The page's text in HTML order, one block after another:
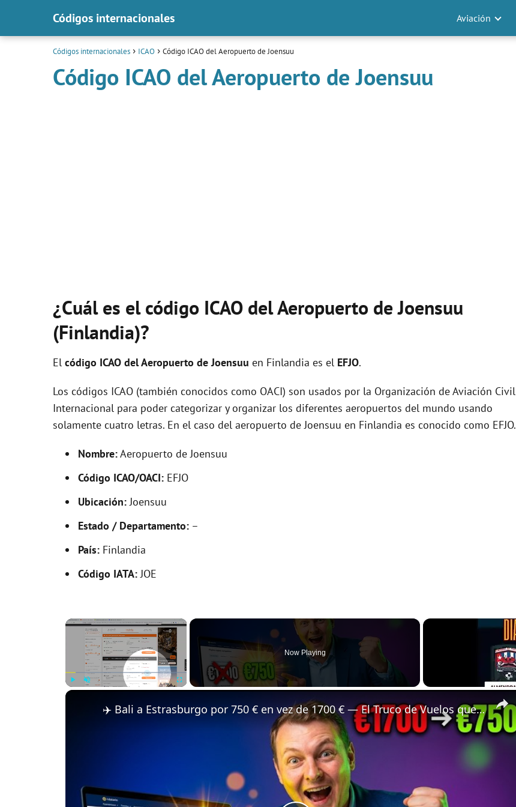
Códigos internacionales Aviación
Códigos internacionales ICAO Código ICAO del Aeropuerto de Joensuu
Código ICAO del Aeropuerto de Joensuu
¿Cuál es el código ICAO del Aeropuerto de Joensuu
(Finlandia)?
El código ICAO delAeropuerto de Joensuu en Finlandia es el EFJO.
Los códigos ICAO (también conocidos como OACI) son usados por la Organización de Aviación Civil
Internacional para poder categorizar y organizar los diferentes aeropuertos del mundo usando
solamente cuatro letras. En el caso del aeropuerto de Joensuu en Finlandia es conocido como EFJO.
Nombre:Aeropuerto de Joensuu
Código ICAO/OACI: EFJO
Ubicación:Joensuu
Estado / Departamento: –
País: Finlandia
Código IATA:JOE
×
Fullscreen
Now Playing
✈️ Bali a Estrasburgo por 750 € en vez de 1700 € — El Truco de Vuelos que Ocultan las Comparadoras 🤯